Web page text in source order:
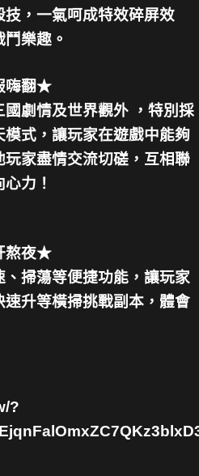
，一氣呵成特效碎屏效
樂趣。
嗨翻★
國劇情及世界觀外 ，特別採
式，讓玩家在遊戲中能夠
家盡情交流切磋，互相聯
力！
熬夜★
掃蕩等便捷功能，讓玩家
升等橫掃挑戰副本，體會
?